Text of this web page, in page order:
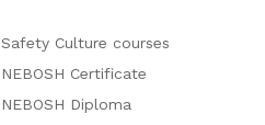
Safety Culture courses
NEBOSH Certificate
NEBOSH Diploma